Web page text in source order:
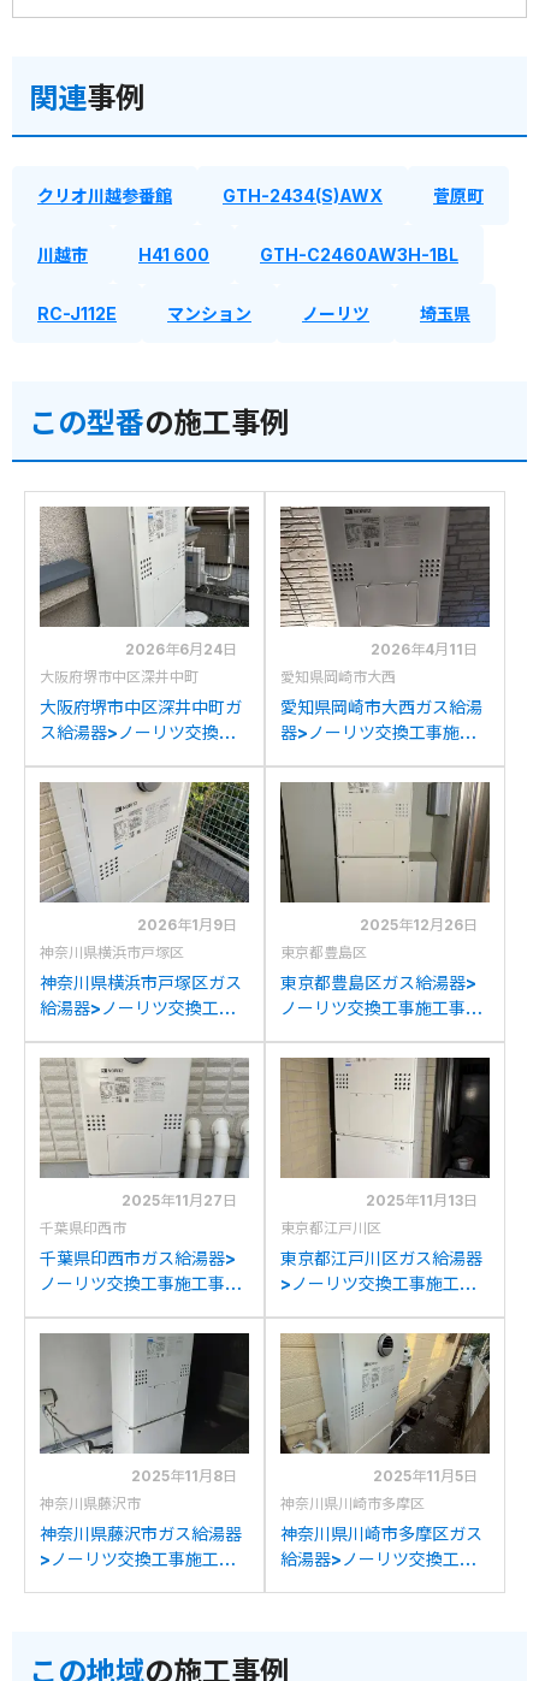
関連事例
クリオ川越参番館 GTH-2434(S)AWX 菅原町
川越市 H41 600 GTH-C2460AW3H-1BL
RC-J112E マンション ノーリツ 埼玉県
この型番の施工事例
2026年6月24日
大阪府堺市中区深井中町
大阪府堺市中区深井中町ガ
ス給湯器>ノーリツ交換工
GTH-2434AWXDからノ
ーリツGTH-
C2460AW3H-1BLへの交
換
2026年4月11日
愛知県岡崎市大西
愛知県岡崎市大西ガス給湯
器>ノーリツ交換工事施工
2035SAWXからノーリツ
GTH-C2460AW3H-1BL
への交換
2026年1月9日
神奈川県横浜市戸塚区
神奈川県横浜市戸塚区ガス
給湯器>ノーリツ交換工事
K2403SAW2-3からノー
リツGTH-C2460AW3H-
1BLへの交換
2025年12月26日
東京都豊島区
東京都豊島区ガス給湯器>
ノーリツ交換工事施工事
C2439AWX-Lからノーリ
ツGTH-C2460AW3H-
1BLへの交換
2025年11月27日
千葉県印西市
千葉県印西市ガス給湯器>
ノーリツ交換工事施工事
C2439AWX6Hからノー
リツGTH-C2460AW3H-
1BLへの交換
2025年11月13日
東京都江戸川区
東京都江戸川区ガス給湯器
>ノーリツ交換工事施工事
2413AWXHからノーリツ
GTH-C2460AW3H-1BL
への交換
2025年11月8日
神奈川県藤沢市
神奈川県藤沢市ガス給湯器
>ノーリツ交換工事施工事
1BLへの交換
2025年11月5日
神奈川県川崎市多摩区
神奈川県川崎市多摩区ガス
給湯器>ノーリツ交換工事
1BLへの交換
この地域の施工事例